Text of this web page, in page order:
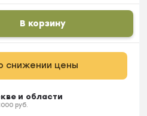
В корзину
снижении цены
и области
руб.